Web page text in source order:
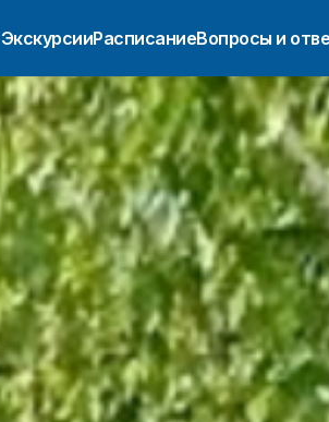
ЭкскурсииРасписаниеВопросы и